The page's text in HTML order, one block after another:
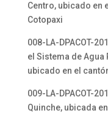
Centro, ubicado en
Cotopaxi
008-LA-DPACOT-
el Sistema de Agua
ubicado en el
009-LA-DPACOT-
Quinche, ubicada